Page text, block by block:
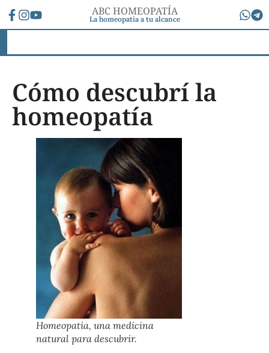
ABC HOMEOPATÍA
La homeopatía a tu alcance
Cómo descubrí la
homeopatía
Homeopatía, una medicina
natural para descubrir.